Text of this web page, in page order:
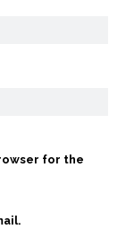
for the